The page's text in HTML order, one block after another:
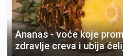
Ananas - voće koje
zdravlje creva i ubija